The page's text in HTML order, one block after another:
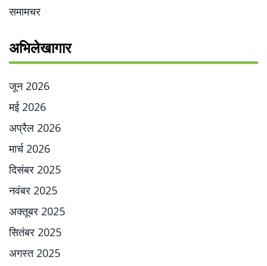
समामचर
अभिलेखागार
जून 2026
मई 2026
अप्रैल 2026
मार्च 2026
दिसंबर 2025
नवंबर 2025
अक्तूबर 2025
सितंबर 2025
अगस्त 2025